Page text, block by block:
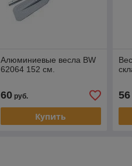
Алюминиевые весла BW
62064 152 см.
60руб.
Купить
56